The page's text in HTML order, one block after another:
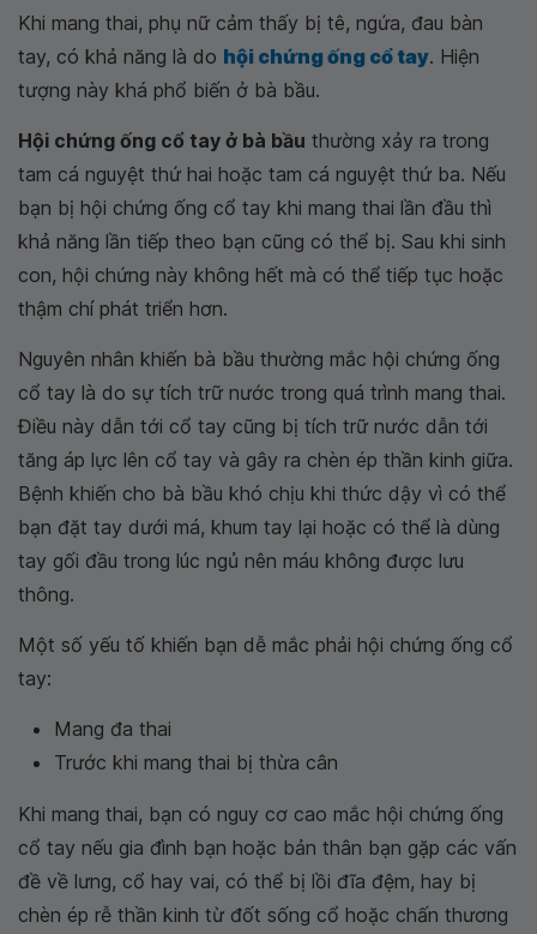
Khi mang thai, phụ nữ cảm thấy bị tê, ngứa, đau bàn
tay, có khả năng là do hội chứng ống cổ tay. Hiện
tượng này khá phổ biến ở bà bầu.
Hội chứng ống cổ tay ở bà bầu thường xảy ra trong
tam cá nguyệt thứ hai hoặc tam cá nguyệt thứ ba. Nếu
bạn bị hội chứng ống cổ tay khi mang thai lần đầu thì
khả năng lần tiếp theo bạn cũng có thể bị. Sau khi sinh
con, hội chứng này không hết mà có thể tiếp tục hoặc
thậm chí phát triển hơn.
Nguyên nhân khiến bà bầu thường mắc hội chứng ống
cổ tay là do sự tích trữ nước trong quá trình mang thai.
Điều này dẫn tới cổ tay cũng bị tích trữ nước dẫn tới
tăng áp lực lên cổ tay và gây ra chèn ép thần kinh giữa.
Bệnh khiến cho bà bầu khó chịu khi thức dậy vì có thể
bạn đặt tay dưới má, khum tay lại hoặc có thể là dùng
tay gối đầu trong lúc ngủ nên máu không được lưu
thông.
Một số yếu tố khiến bạn dễ mắc phải hội chứng ống cổ
tay:
Mang đa thai
Trước khi mang thai bị thừa cân
Khi mang thai, bạn có nguy cơ cao mắc hội chứng ống
cổ tay nếu gia đình bạn hoặc bản thân bạn gặp các vấn
đề về lưng, cổ hay vai, có thể bị lồi đĩa đệm, hay bị
chèn ép rễ thần kinh từ đốt sống cổ hoặc chấn thương